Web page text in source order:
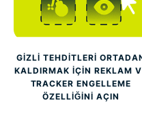
GIZLI TEHDITLERI
KALDIRMAK IÇIN REKLAM
TRACKER ENGELLEME
ÖZELLIĞINI AÇIN